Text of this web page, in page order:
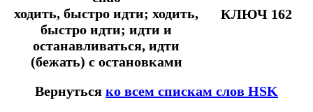
ходить, быстро идти; ходить,
быстро идти; идти и
останавливаться, идти
(бежать) с остановками
КЛЮЧ 162
Вернуться ко всем спискам слов HSK